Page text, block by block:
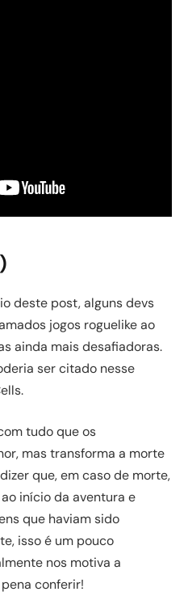
deste post, alguns devs
jogos roguelike ao
ainda mais desafiadoras.
ser citado nesse
tudo que os
mas transforma a morte
que, em caso de morte,
início da aventura e
que haviam sido
isso é um pouco
nos motiva a
conferir!